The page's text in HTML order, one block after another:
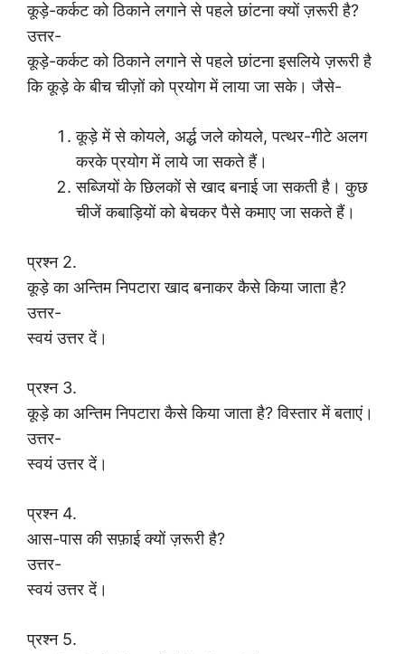
कूड़े-कर्कट को ठिकाने लगाने से पहले छांटना क्यों ज़रूरी है?
उत्तर-
कूड़े-कर्कट को ठिकाने लगाने से पहले छांटना इसलिये ज़रूरी है
कि कूड़े के बीच चीज़ों को प्रयोग में लाया जा सके। जैसे-
कूड़े में से कोयले, अर्द्ध जले कोयले, पत्थर-गीटे अलग
करके प्रयोग में लाये जा सकते हैं।
सब्जियों के छिलकों से खाद बनाई जा सकती है। कुछ
चीजें कबाड़ियों को बेचकर पैसे कमाए जा सकते हैं।
प्रश्न 2.
कूड़े का अन्तिम निपटारा खाद बनाकर कैसे किया जाता है?
उत्तर-
स्वयं उत्तर दें।
प्रश्न 3.
कूड़े का अन्तिम निपटारा कैसे किया जाता है? विस्तार में बताएं।
उत्तर-
स्वयं उत्तर दें।
प्रश्न 4.
आस-पास की सफ़ाई क्यों ज़रूरी है?
उत्तर-
स्वयं उत्तर दें।
प्रश्न 5.